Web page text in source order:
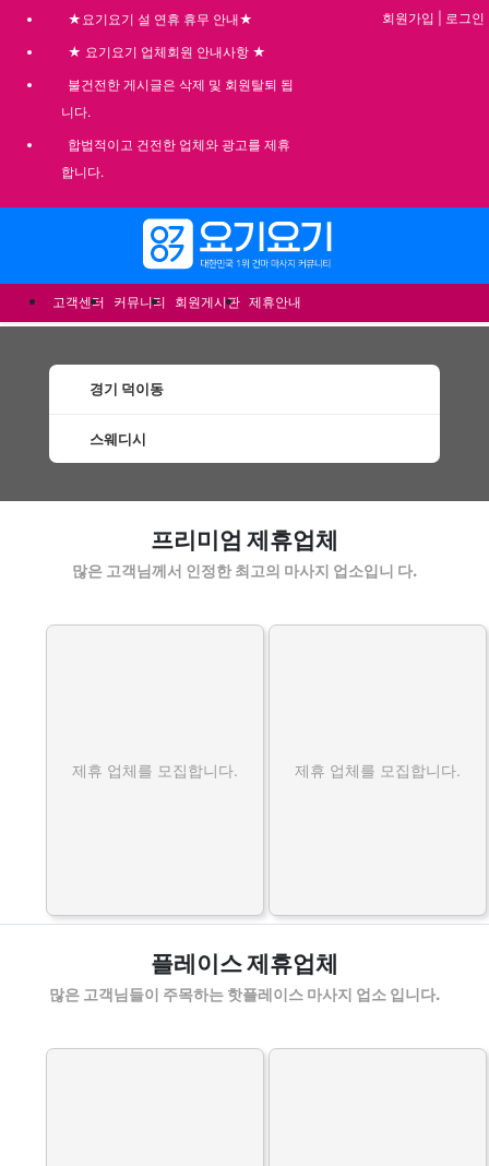
★요기요기 설 연휴 휴무 안내★
★ 요기요기 업체회원 안내사항 ★
불건전한 게시글은 삭제 및 회원탈퇴 됩
니다.
합법적이고 건전한 업체와 광고를 제휴
합니다.
회원가입 로그인
고객센터 커뮤니티 회원게시판 제휴안내
경기 덕이동
스웨디시
프리미엄 제휴업체
많은 고객님께서 인정한 최고의 마사지 업소입니 다.
제휴 업체를 모집합니다. 제휴 업체를 모집합니다.
플레이스 제휴업체
많은 고객님들이 주목하는 핫플레이스 마사지 업소 입니다.